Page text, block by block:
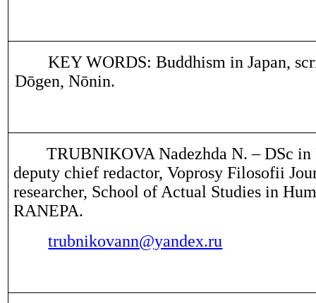
KEY WORDS: Buddhism in Japan,
Dōgen, Nōnin.
TRUBNIKOVA Nadezhda N. ‒ DSc in
deputy chief redactor, Voprosy Filosofii
researcher, School of Actual Studies in
RANEPA.
trubnikovann@yandex.ru